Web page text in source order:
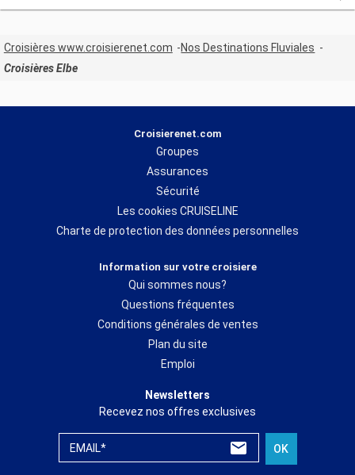
Croisières www.croisierenet.com
Nos Destinations Fluviales
Croisières Elbe
Croisierenet.com
Groupes
Assurances
Sécurité
Les cookies CRUISELINE
Charte de protection des données personnelles
Information sur votre croisiere
Qui sommes nous?
Questions fréquentes
Conditions générales de ventes
Plan du site
Emploi
Newsletters
Recevez nos offres exclusives
EMAIL* OK